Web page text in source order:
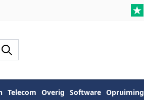
Telecom Overig Software Opruiming